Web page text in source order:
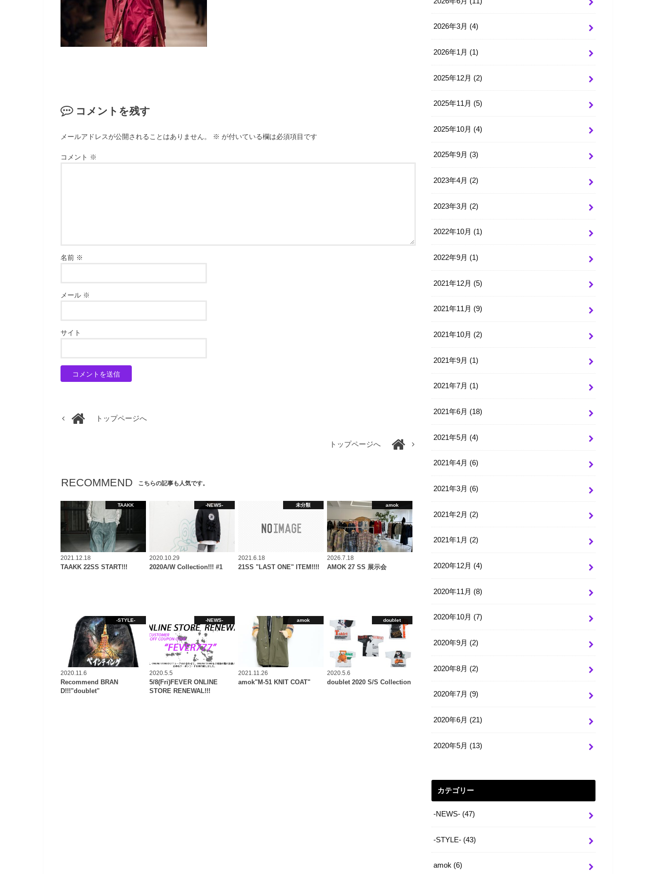
コメントを残す
メールアドレスが公開されることはありません。 ※ が付いている欄は必須項目です
コメント ※
名前 ※
メール ※
サイト
トップページへ
トップページへ
RECOMMEND こちらの記事も人気です。
TAAKK
2021.12.18
TAAKK 22SS START!!!
-NEWS-
2020.10.29
2020A/W Collection!!! #1
未分類
2021.6.18
21SS "LAST ONE" ITEM!!!!
amok
2026.7.18
AMOK 27 SS 展示会
-STYLE-
2020.11.6
Recommend BRAN
D!!!"doublet"
-NEWS-
2020.5.5
5/8(Fri)FEVER ONLINE
STORE RENEWAL!!!
amok
2021.11.26
amok"M-51 KNIT COAT"
doublet
2020.5.6
doublet 2020 S/S Collection
2026年3月 (4)
2026年1月 (1)
2025年12月 (2)
2025年11月 (5)
2025年10月 (4)
2025年9月 (3)
2023年4月 (2)
2023年3月 (2)
2022年10月 (1)
2022年9月 (1)
2021年12月 (5)
2021年11月 (9)
2021年10月 (2)
2021年9月 (1)
2021年7月 (1)
2021年6月 (18)
2021年5月 (4)
2021年4月 (6)
2021年3月 (6)
2021年2月 (2)
2021年1月 (2)
2020年12月 (4)
2020年11月 (8)
2020年10月 (7)
2020年9月 (2)
2020年8月 (2)
2020年7月 (9)
2020年6月 (21)
2020年5月 (13)
カテゴリー
-NEWS- (47)
-STYLE- (43)
amok (6)